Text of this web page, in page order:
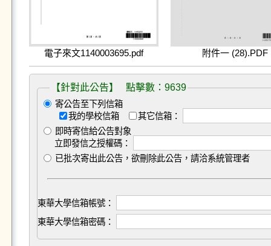
電子來文1140003695.pdf 附件一 (28).PDF
【針對此公告】 點擊數：9639
寄公告至下列信箱
我的學校信箱
其它信箱：
即時寄信給公告對象
立即發信之授權碼：
已批次寄出此公告，欲刪除此公告，請洽系統管理者
東華大學信箱帳號：
東華大學信箱密碼：